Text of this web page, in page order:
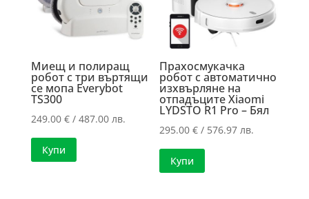
Миещ и полиращ
робот с три въртящи
се мопа Everybot
TS300
249.00 €/ 487.00 лв.
Купи
Прахосмукачка
робот с автоматично
изхвърляне на
отпадъците Xiaomi
LYDSTO R1 Pro – Бял
295.00€ / 576.97 лв.
Купи